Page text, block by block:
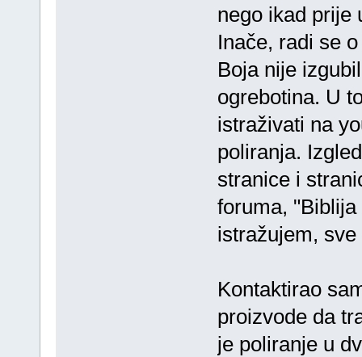
nego ikad prije
Inače, radi se
Boja nije
ogrebotina. U
istraživati na
poliranja.
stranice i
foruma,
istražujem,
Kontaktirao
proizvode da
je poliranje u